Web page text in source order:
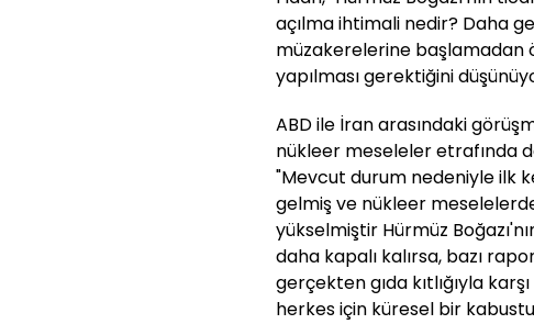
açılma ihtimali nedir? Daha
müzakerelerine başlamadan
yapılması gerektiğini
ABD ile İran arasındaki
nükleer meseleler etrafında
"Mevcut durum nedeniyle ilk
gelmiş ve nükleer
yükselmiştir Hürmüz
daha kapalı kalırsa, bazı
gerçekten gıda kıtlığıyla
herkes için küresel bir